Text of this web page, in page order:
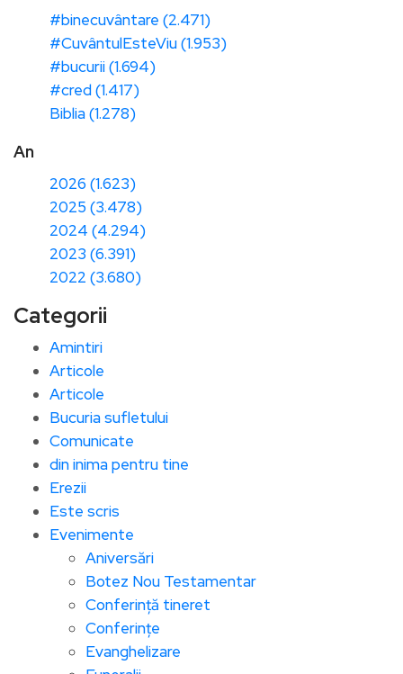
#binecuvântare (2.471)
#CuvântulEsteViu (1.953)
#bucurii (1.694)
#cred (1.417)
Biblia (1.278)
An
2026 (1.623)
2025 (3.478)
2024 (4.294)
2023 (6.391)
2022 (3.680)
Categorii
Amintiri
Articole
Articole
Bucuria sufletului
Comunicate
din inima pentru tine
Erezii
Este scris
Evenimente
Aniversări
Botez Nou Testamentar
Conferință tineret
Conferințe
Evanghelizare